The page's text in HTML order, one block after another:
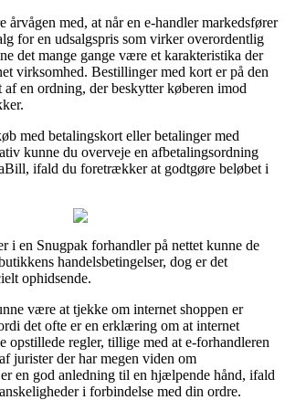
med, at når en e-handler markedsfører
for en udsalgspris som virker overordentlig
det mange gange være et karakteristika der
virksomhed. Bestillinger med kort er på den
af en ordning, der beskytter køberen imod
med betalingskort eller betalinger med
kunne du overveje en afbetalingsordning
ifald du foretrækker at godtgøre beløbet i
i en Snugpak forhandler på nettet kunne de
handelsbetingelser, dog er det
ophidsende.
være at tjekke om internet shoppen er
det ofte er en erklæring om at internet
opstillede regler, tillige med at e-forhandleren
jurister der har megen viden om
en god anledning til en hjælpende hånd, ifald
i forbindelse med din ordre.